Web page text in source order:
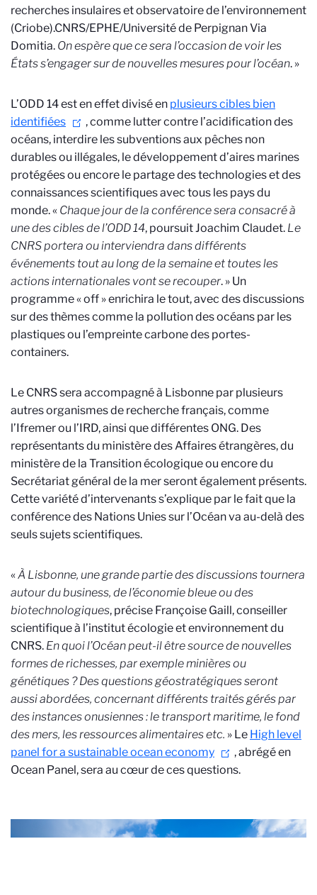
recherches insulaires et observatoire de l’environnement
(Criobe).CNRS/EPHE/Université de Perpignan Via
Domitia. On espère que ce sera l’occasion de voir les
États s’engager sur de nouvelles mesures pour l’océan. »
L’ODD 14 est en effet divisé en plusieurs cibles bien
identifiées
, comme lutter contre l’acidification des
océans, interdire les subventions aux pêches non
durables ou illégales, le développement d’aires marines
protégées ou encore le partage des technologies et des
connaissances scientifiques avec tous les pays du
monde. « Chaque jour de la conférence sera consacré à
une des cibles de l’ODD 14, poursuit Joachim Claudet. Le
CNRS portera ou interviendra dans différents
événements tout au long de la semaine et toutes les
actions internationales vont se recouper. » Un
programme « off » enrichira le tout, avec des discussions
sur des thèmes comme la pollution des océans par les
plastiques ou l’empreinte carbone des portes-
containers.
Le CNRS sera accompagné à Lisbonne par plusieurs
autres organismes de recherche français, comme
l’Ifremer ou l’IRD, ainsi que différentes ONG. Des
représentants du ministère des Affaires étrangères, du
ministère de la Transition écologique ou encore du
Secrétariat général de la mer seront également présents.
Cette variété d’intervenants s’explique par le fait que la
conférence des Nations Unies sur l’Océan va au-delà des
seuls sujets scientifiques.
«À Lisbonne, une grande partie des discussions tournera
autour du business, de l’économie bleue ou des
biotechnologiques, précise Françoise Gaill, conseiller
scientifique à l’institut écologie et environnement du
CNRS. En quoi l’Océan peut-il être source de nouvelles
formes de richesses, par exemple minières ou
génétiques ? Des questions géostratégiques seront
aussi abordées, concernant différents traités gérés par
des instances onusiennes : le transport maritime, le fond
des mers, les ressources alimentaires etc. » Le High level
panel for a sustainable ocean economy
, abrégé en
Ocean Panel, sera au cœur de ces questions.